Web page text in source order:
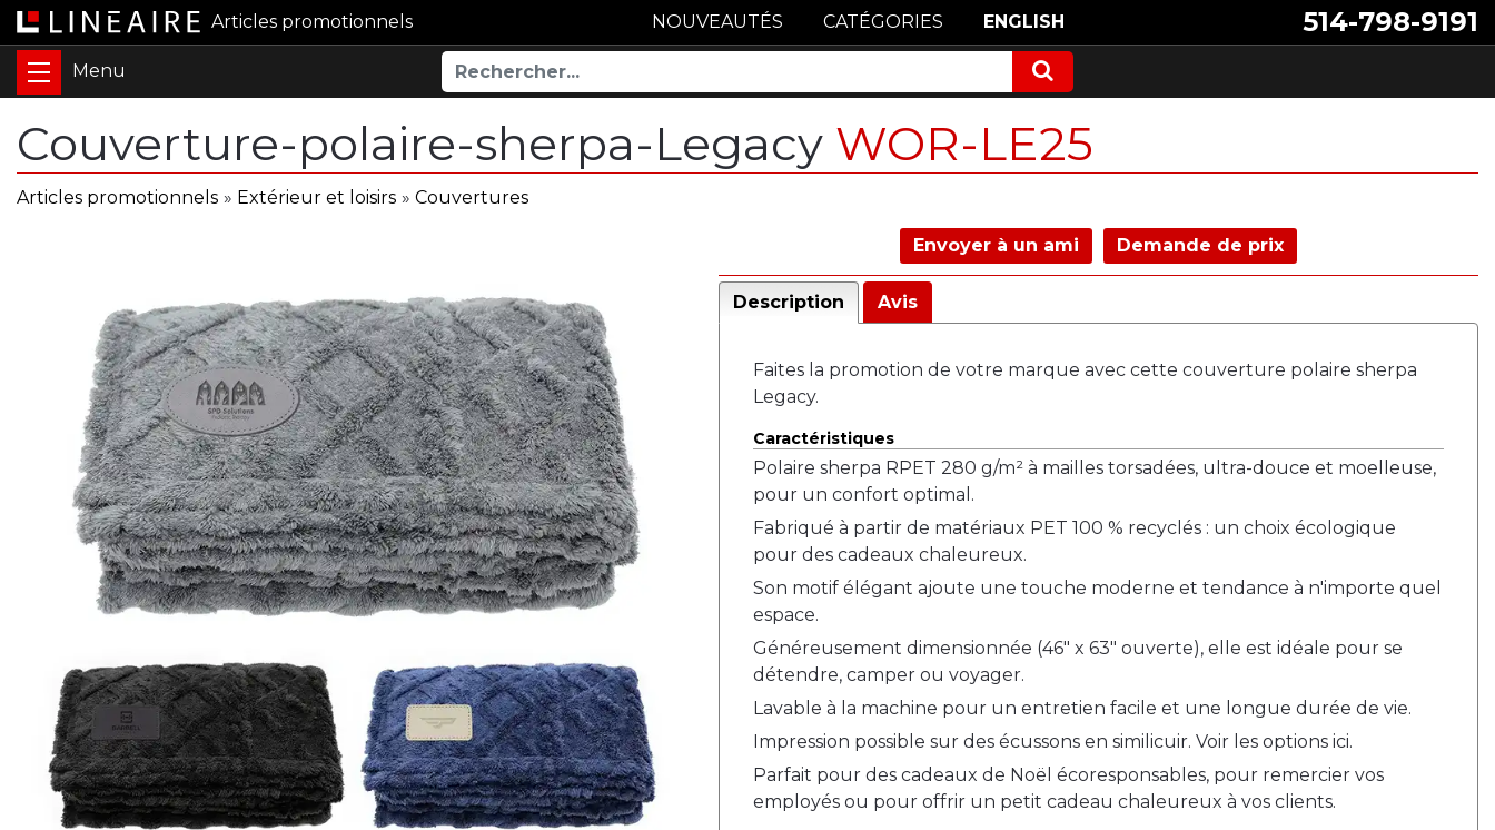
Articles promotionnels 514-798-9191
NOUVEAUTÉS CATÉGORIES ENGLISH
Couverture-polaire-sherpa-Legacy WOR-LE25
Articles promotionnels » Extérieur et loisirs » Couvertures
Envoyer à un ami Demande de prix
Description Avis
Faites la promotion de votre marque avec cette couverture polaire sherpa
Legacy.
Caractéristiques
Polaire sherpa RPET 280 g/m² à mailles torsadées, ultra-douce et moelleuse,
pour un confort optimal.
Fabriqué à partir de matériaux PET 100 % recyclés : un choix écologique
pour des cadeaux chaleureux.
Son motif élégant ajoute une touche moderne et tendance à n'importe quel
espace.
Généreusement dimensionnée (46" x 63" ouverte), elle est idéale pour se
détendre, camper ou voyager.
Lavable à la machine pour un entretien facile et une longue durée de vie.
Impression possible sur des écussons en similicuir. Voir les options ici.
Parfait pour des cadeaux de Noël écoresponsables, pour remercier vos
employés ou pour offrir un petit cadeau chaleureux à vos clients.